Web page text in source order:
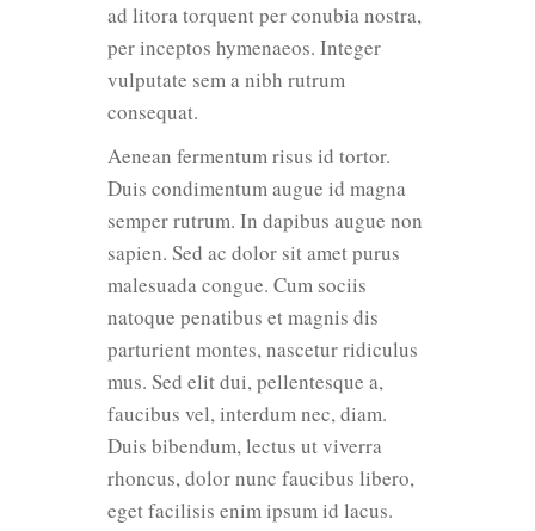
ad litora torquent per conubia nostra,
per inceptos hymenaeos. Integer
vulputate sem a nibh rutrum
consequat.
Aenean fermentum risus id tortor.
Duis condimentum augue id magna
semper rutrum. In dapibus augue non
sapien. Sed ac dolor sit amet purus
malesuada congue. Cum sociis
natoque penatibus et magnis dis
parturient montes, nascetur ridiculus
mus. Sed elit dui, pellentesque a,
faucibus vel, interdum nec, diam.
Duis bibendum, lectus ut viverra
rhoncus, dolor nunc faucibus libero,
eget facilisis enim ipsum id lacus.